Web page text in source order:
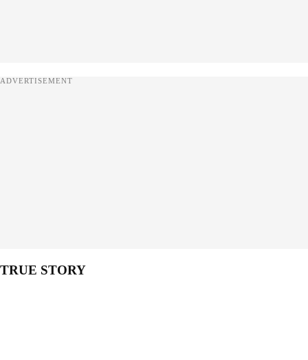
ADVERTISEMENT
TRUE STORY